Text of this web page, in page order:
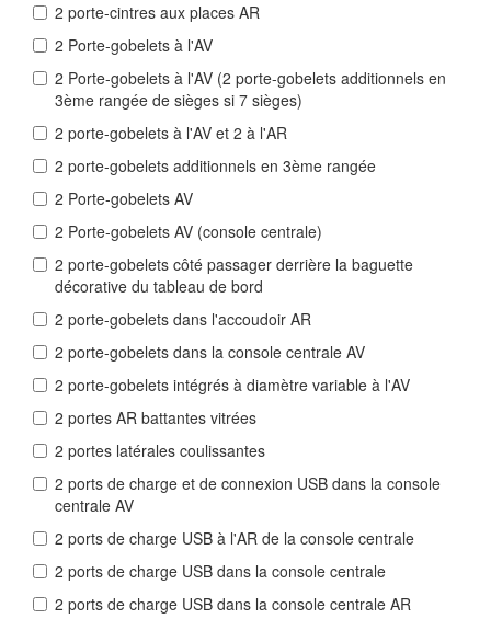
2 porte-cintres aux places AR
2 Porte-gobelets à l'AV
2 Porte-gobelets à l'AV (2 porte-gobelets additionnels en
3ème rangée de sièges si 7 sièges)
2 porte-gobelets à l'AV et 2 à l'AR
2 porte-gobelets additionnels en 3ème rangée
2 Porte-gobelets AV
2 Porte-gobelets AV (console centrale)
2 porte-gobelets côté passager derrière la baguette
décorative du tableau de bord
2 porte-gobelets dans l'accoudoir AR
2 porte-gobelets dans la console centrale AV
2 porte-gobelets intégrés à diamètre variable à l'AV
2 portes AR battantes vitrées
2 portes latérales coulissantes
2 ports de charge et de connexion USB dans la console
centrale AV
2 ports de charge USB à l'AR de la console centrale
2 ports de charge USB dans la console centrale
2 ports de charge USB dans la console centrale AR